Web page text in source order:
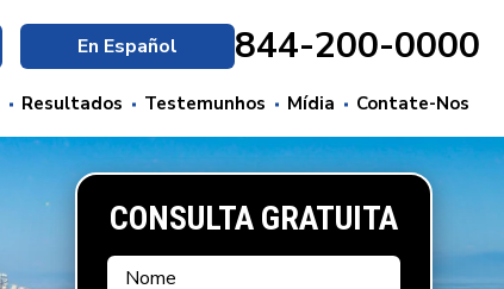
En Español 844-200-0000
Resultados Testemunhos Mídia Contate-Nos
CONSULTA GRATUITA